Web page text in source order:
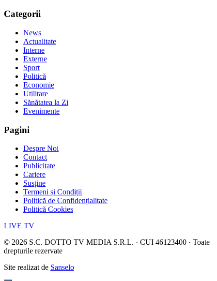
Categorii
News
Actualitate
Interne
Externe
Sport
Politică
Economie
Utilitare
Sănătatea la Zi
Evenimente
Pagini
Despre Noi
Contact
Publicitate
Cariere
Susține
Termeni și Condiții
Politică de Confidențialitate
Politică Cookies
LIVE TV
© 2026 S.C. DOTTO TV MEDIA S.R.L. · CUI 46123400 · Toate
drepturile rezervate
Site realizat de Sanselo